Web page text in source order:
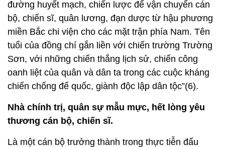
Sơn, với những chiến thắng lịch sử, chiến công
oanh liệt của quân và dân ta trong các cuộc kháng
chiến chống đế quốc, giành độc lập dân tộc”(6).
Nhà chính trị, quân sự mẫu mực, hết lòng yêu
thương cán bộ, chiến sĩ.
Là một cán bộ trưởng thành trong thực tiễn đấu
tranh cách mạng từ cơ sở, đồng chí Đồng Sỹ
Nguyên đã sớm rèn luyện cho mình tác phong làm
việc sâu sát, mẫu mực trong nhiệm vụ chính trị,
quân sự. Đồng chí luôn nhắc nhở “liên hệ kiểm thảo